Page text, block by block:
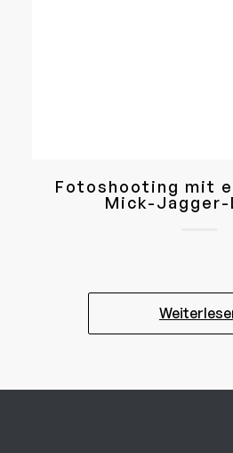
Fotoshooting mit
Mick-Jagger-